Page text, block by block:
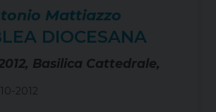
Mattiazzo
DIOCESANA
Basilica Cattedrale,
2012